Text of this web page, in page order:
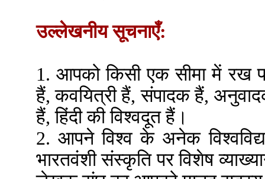
उल्लेखनीय सूचनाएँ:
1. आपको किसी एक सीमा में रख
हैं, कवयित्री हैं, संपादक हैं,
हैं, हिंदी की विश्वदूत हैं।
2. आपने विश्व के अनेक
भारतवंशी संस्कृति पर विशेष